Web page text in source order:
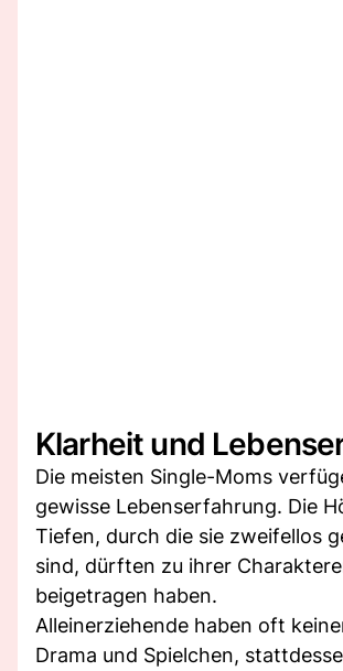
Klarheit und
Die meisten Single-Moms
gewisse Lebenserfahrung. Die
Tiefen, durch die sie zweifellos
sind, dürften zu ihrer
beigetragen haben.
Alleinerziehende haben oft
Drama und Spielchen,